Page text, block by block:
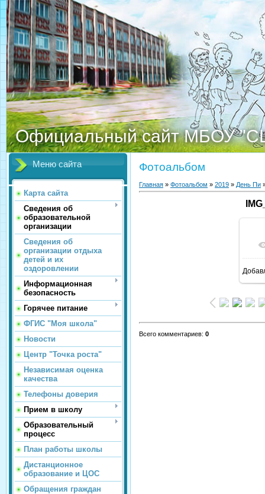
Официальный сайт МБОУ
Меню сайта
Карта сайта
Сведения об
образовательной
организации
Сведения об
организации отдыха
детей и их
оздоровлении
Информационная
безопасность
Горячее питание
ФГИС "Моя школа"
Новости
Центр "Точка роста"
Независимая оценка
качества
Телефоны доверия
Прием в школу
Образовательный
процесс
План работы школы
Дистанционное
образование и ЦОС
Обращения граждан
Фотоальбом
Главная » Фотоальбом » 2019 » День Пи
Всего комментариев: 0